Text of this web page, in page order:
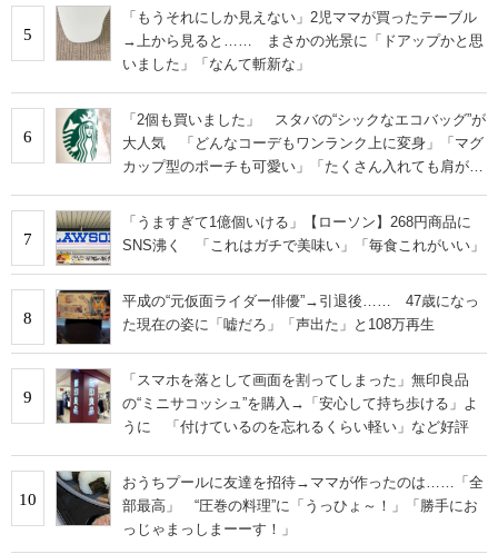
5
「もうそれにしか見えない」2児ママが買ったテーブル
→上から見ると…… まさかの光景に「ドアップかと思
いました」「なんて斬新な」
6
「2個も買いました」 スタバの“シックなエコバッグ”が
大人気 「どんなコーデもワンランク上に変身」「マグ
カップ型のポーチも可愛い」「たくさん入れても肩が痛
7
「うますぎて1億個いける」【ローソン】268円商品に
SNS沸く 「これはガチで美味い」「毎食これがいい」
8
平成の“元仮面ライダー俳優”→引退後…… 47歳になっ
た現在の姿に「嘘だろ」「声出た」と108万再生
9
「スマホを落として画面を割ってしまった」無印良品
の“ミニサコッシュ”を購入→「安心して持ち歩ける」よ
うに 「付けているのを忘れるくらい軽い」など好評
10
おうちプールに友達を招待→ママが作ったのは……「全
部最高」 “圧巻の料理”に「うっひょ～！」「勝手にお
っじゃまっしまーーす！」